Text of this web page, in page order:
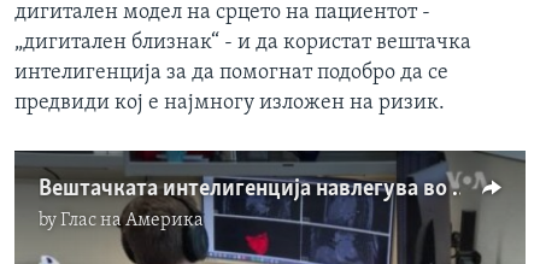
дигитален модел на срцето на пациентот -
„дигитален близнак“ - и да користат вештачка
интелигенција за да помогнат подобро да се
предвиди кој е најмногу изложен на ризик.
Вештачката интелигенција навлегува во американското здравство
byГлас на Америка